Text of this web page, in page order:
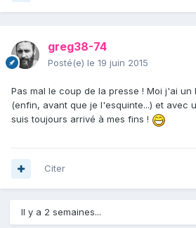
greg38-74
Posté(e) le 19 juin 2015
Pas mal le coup de la presse ! Moi j'ai
(enfin, avant que je l'esquinte...) et avec
suis toujours arrivé à mes fins !
Citer
Il y a 2 semaines...